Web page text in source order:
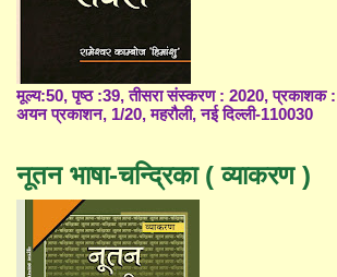
मूल्य:50, पृष्ठ :39, तीसरा संस्करण : 2020, प्रकाशक :
अयन प्रकाशन, 1/20, महरौली, नई दिल्ली-110030
नूतन भाषा-चन्द्रिका ( व्याकरण )